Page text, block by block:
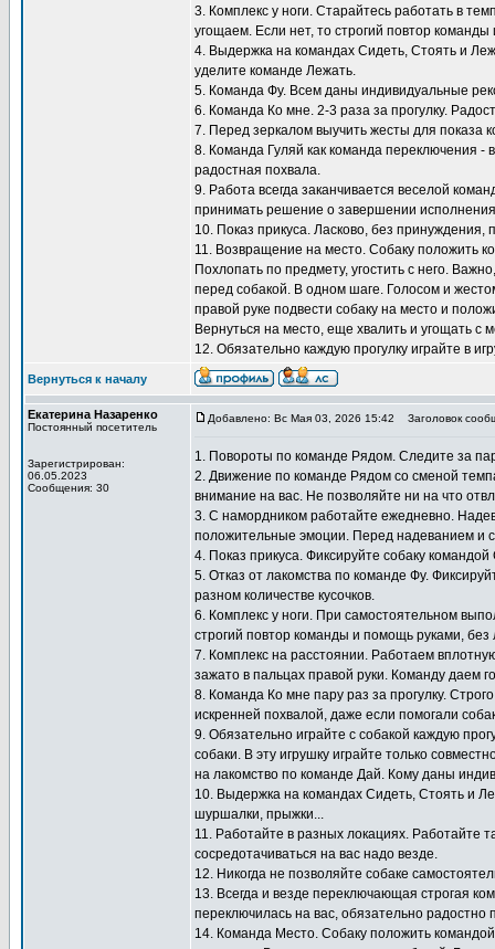
3. Комплекс у ноги. Старайтесь работать в
угощаем. Если нет, то строгий повтор
4. Выдержка на командах Сидеть, Стоять и
уделите команде Лежать.
5. Команда Фу. Всем даны индивидуальные
6. Команда Ко мне. 2-3 раза за прогулку.
7. Перед зеркалом выучить жесты для показа
8. Команда Гуляй как команда переключения -
радостная похвала.
9. Работа всегда заканчивается веселой
принимать решение о завершении
10. Показ прикуса. Ласково, без принуждения,
11. Возвращение на место. Собаку положить
Похлопать по предмету, угостить с него.
перед собакой. В одном шаге. Голосом и
правой руке подвести собаку на место и
Вернуться на место, еще хвалить и угощать с
12. Обязательно каждую прогулку играйте в
Вернуться к началу
Екатерина Назаренко
Постоянный посетитель
Зарегистрирован:
06.05.2023
Сообщения: 30
Добавлено: Вс Мая 03, 2026 15:42 Заголовок
1. Повороты по команде Рядом. Следите за
2. Движение по команде Рядом со сменой
внимание на вас. Не позволяйте ни на что
3. С намордником работайте ежедневно.
положительные эмоции. Перед надеванием и
4. Показ прикуса. Фиксируйте собаку
5. Отказ от лакомства по команде Фу.
разном количестве кусочков.
6. Комплекс у ноги. При самостоятельном
строгий повтор команды и помощь руками, без
7. Комплекс на расстоянии. Работаем
зажато в пальцах правой руки. Команду даем
8. Команда Ко мне пару раз за прогулку.
искренней похвалой, даже если помогали
9. Обязательно играйте с собакой каждую
собаки. В эту игрушку играйте только
на лакомство по команде Дай. Кому даны
10. Выдержка на командах Сидеть, Стоять и
шуршалки, прыжки...
11. Работайте в разных локациях. Работайте
сосредотачиваться на вас надо везде.
12. Никогда не позволяйте собаке
13. Всегда и везде переключающая строгая
переключилась на вас, обязательно радостно
14. Команда Место. Собаку положить